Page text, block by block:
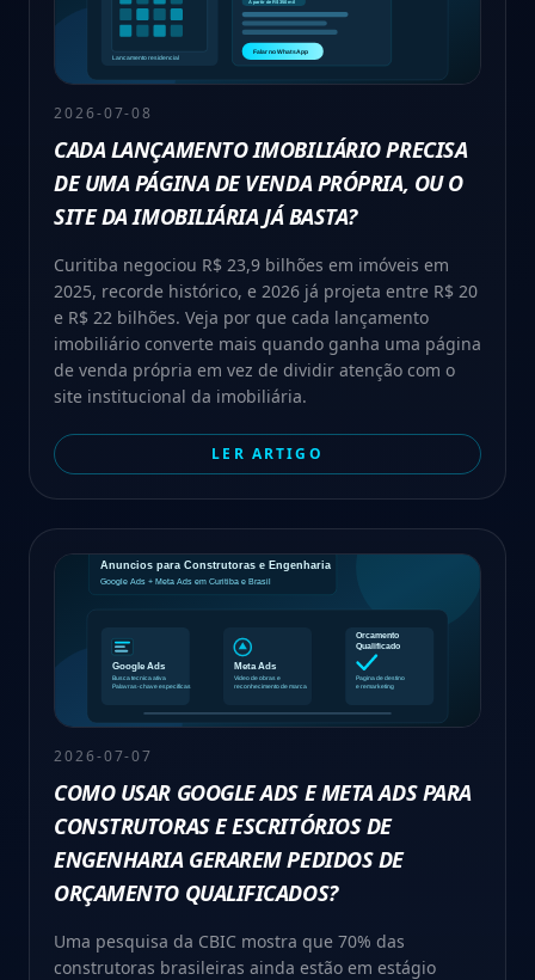
2026-07-08
CADA LANÇAMENTO IMOBILIÁRIO PRECISA
DE UMA PÁGINA DE VENDA PRÓPRIA, OU O
SITE DA IMOBILIÁRIA JÁ BASTA?
Curitiba negociou R$ 23,9 bilhões em imóveis em
2025, recorde histórico, e 2026 já projeta entre R$ 20
e R$ 22 bilhões. Veja por que cada lançamento
imobiliário converte mais quando ganha uma página
de venda própria em vez de dividir atenção com o
site institucional da imobiliária.
LER ARTIGO
2026-07-07
COMO USAR GOOGLE ADS E META ADS PARA
CONSTRUTORAS E ESCRITÓRIOS DE
ENGENHARIA GERAREM PEDIDOS DE
ORÇAMENTO QUALIFICADOS?
Uma pesquisa da CBIC mostra que 70% das
construtoras brasileiras ainda estão em estágio